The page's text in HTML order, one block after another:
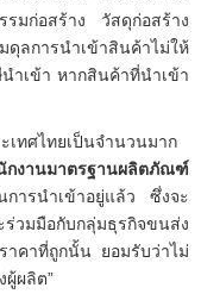
รมก่อสร้าง วัสดุก่อสร้าง
ดุลการนำเข้าสินค้าไม่ให้
ำเข้า หากสินค้าที่นำเข้า
เทศไทยเป็นจำนวนมาก
กงานมาตรฐานผลิตภัณฑ์
การนำเข้าอยู่แล้ว ซึ่งจะ
มมือกับกลุ่มธุรกิจขนส่ง
าคาที่ถูกนั้น ยอมรับว่าไม่
ผู้ผลิต”